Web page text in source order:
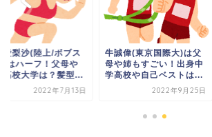
愛梨沙(陸上/ボブス
)はハーフ！父母や
高校大学は？髪型...
2022年7月13日
牛誠偉(東京国際大)は父
母や姉もすごい！出身中
学高校や自己ベストは...
2022年9月25日